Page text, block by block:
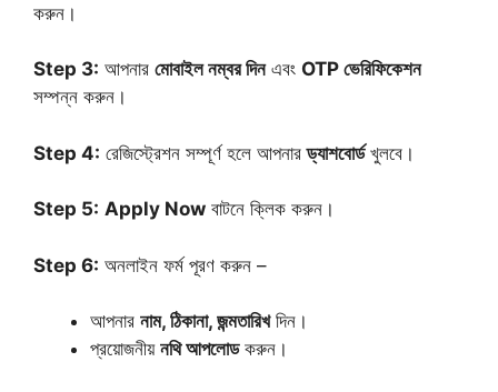
করুন।
Step 3: আপনার মোবাইল নম্বর দিনএবং OTP ভেরিফিকেশন
সম্পন্ন করুন।
Step 4: রেজিস্ট্রেশন সম্পূর্ণ হলে আপনারড্যাশবোর্ডখুলবে।
Step 5: Apply Now বাটনে ক্লিক করুন।
Step 6: অনলাইন ফর্ম পূরণ করুন –
আপনার নাম, ঠিকানা, জন্মতারিখদিন।
প্রয়োজনীয় নথি আপলোডকরুন।